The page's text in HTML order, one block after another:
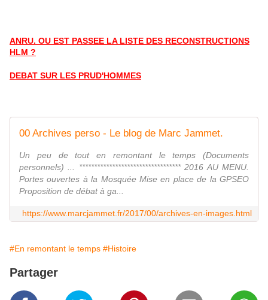
ANRU. OU EST PASSEE LA LISTE DES RECONSTRUCTIONS
HLM ?
DEBAT SUR LES PRUD'HOMMES
00 Archives perso - Le blog de Marc Jammet.
Un peu de tout en remontant le temps (Documents
personnels) ... ********************************** 2016 AU MENU.
Portes ouvertes à la Mosquée Mise en place de la GPSEO
Proposition de débat à ga...
https://www.marcjammet.fr/2017/00/archives-en-images.html
#En remontant le temps #Histoire
Partager